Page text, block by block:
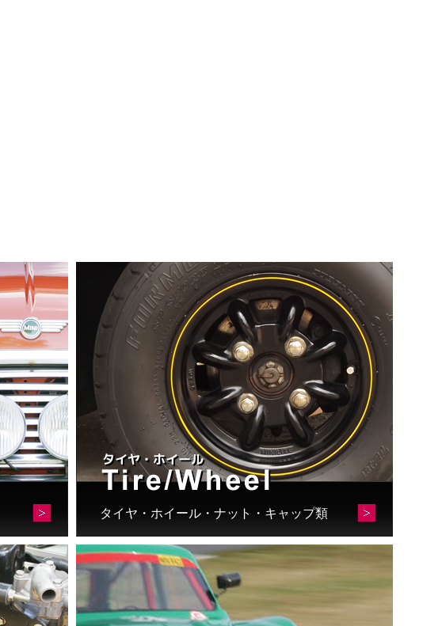
タイヤ・ホイール・ナット・キャップ類